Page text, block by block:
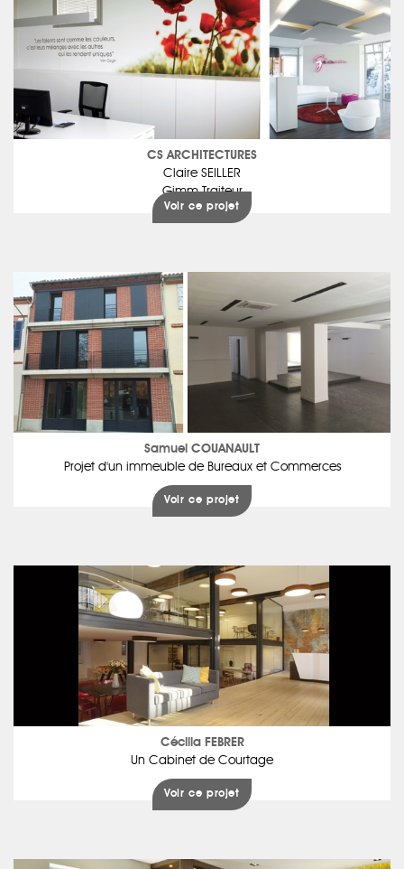
CS ARCHITECTURES
Claire SEILLER
Gimm Traiteur
Voir ce projet
Samuel COUANAULT
Projet d'un immeuble de Bureaux et Commerces
Voir ce projet
Cécilia FEBRER
Un Cabinet de Courtage
Voir ce projet